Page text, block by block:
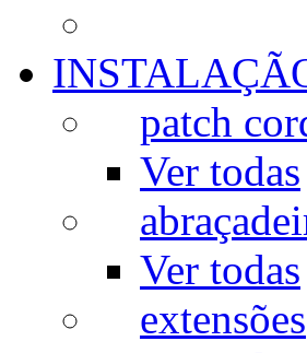
patch
Ver todas
Ver todas
extensões